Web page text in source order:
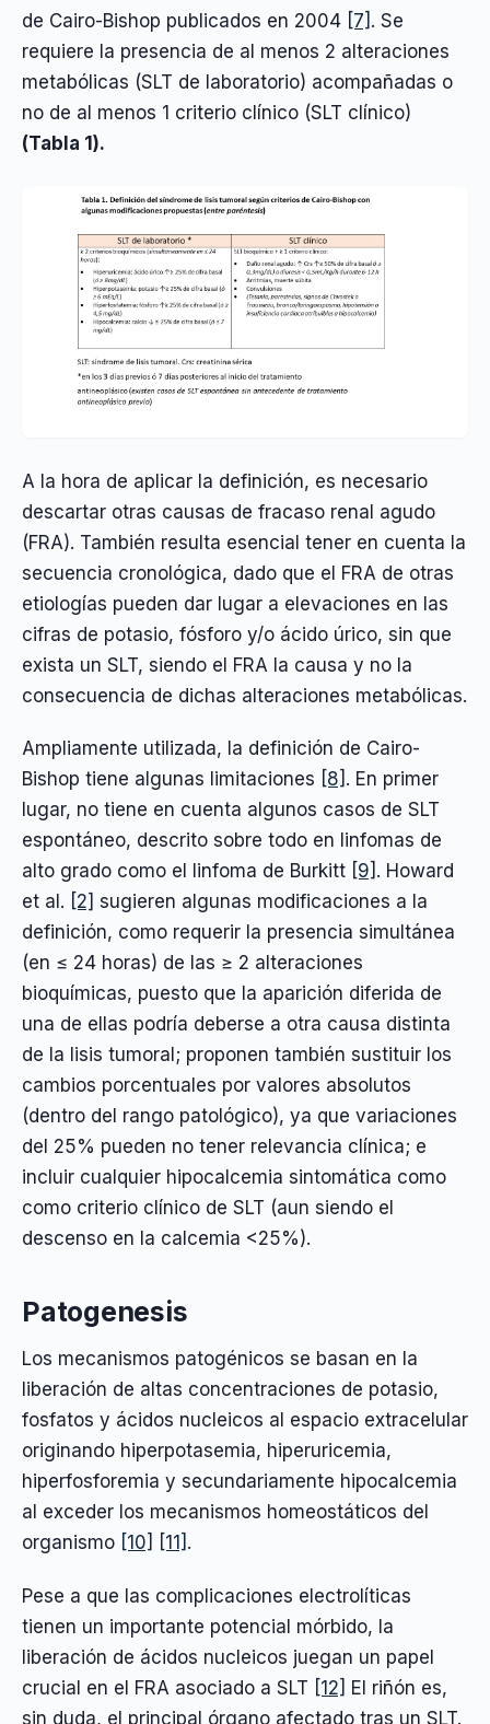
de Cairo-Bishop publicados en 2004 [7] . Se
requiere la presencia de al menos 2 alteraciones
metabólicas (SLT de laboratorio) acompañadas o
no de al menos 1 criterio clínico (SLT clínico)
(Tabla 1).
A la hora de aplicar la definición, es necesario
descartar otras causas de fracaso renal agudo
(FRA). También resulta esencial tener en cuenta la
secuencia cronológica, dado que el FRA de otras
etiologías pueden dar lugar a elevaciones en las
cifras de potasio, fósforo y/o ácido úrico, sin que
exista un SLT, siendo el FRA la causa y no la
consecuencia de dichas alteraciones metabólicas.
Ampliamente utilizada, la definición de Cairo-
Bishop tiene algunas limitaciones [8] . En primer
lugar, no tiene en cuenta algunos casos de SLT
espontáneo, descrito sobre todo en linfomas de
alto grado como el linfoma de Burkitt [9] . Howard
et al. [2] sugieren algunas modificaciones a la
definición, como requerir la presencia simultánea
(en ≤ 24 horas) de las ≥ 2 alteraciones
bioquímicas, puesto que la aparición diferida de
una de ellas podría deberse a otra causa distinta
de la lisis tumoral; proponen también sustituir los
cambios porcentuales por valores absolutos
(dentro del rango patológico), ya que variaciones
del 25% pueden no tener relevancia clínica; e
incluir cualquier hipocalcemia sintomática como
como criterio clínico de SLT (aun siendo el
descenso en la calcemia <25%).
Patogenesis
Los mecanismos patogénicos se basan en la
liberación de altas concentraciones de potasio,
fosfatos y ácidos nucleicos al espacio extracelular
originando hiperpotasemia, hiperuricemia,
hiperfosforemia y secundariamente hipocalcemia
al exceder los mecanismos homeostáticos del
organismo [10] [11] .
Pese a que las complicaciones electrolíticas
tienen un importante potencial mórbido, la
liberación de ácidos nucleicos juegan un papel
crucial en el FRA asociado a SLT [12] El riñón es,
sin duda, el principal órgano afectado tras un SLT.